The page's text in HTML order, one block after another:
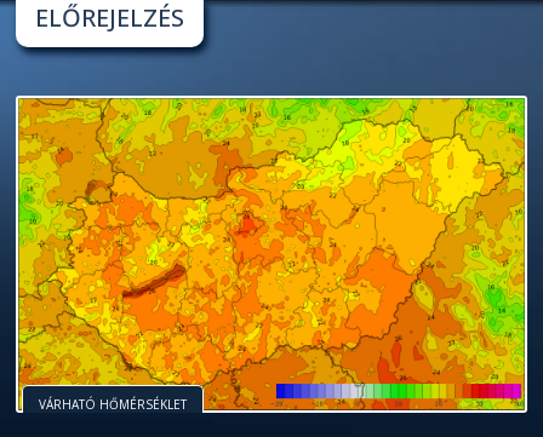
ELŐREJELZÉS
VÁRHATÓ HŐMÉRSÉKLET